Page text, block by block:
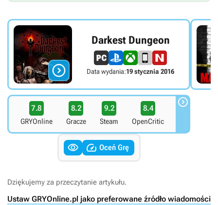

Darkest Dungeon
Data wydania:19 stycznia 2016
7.8
GRYOnline
8.2
Gracze
9.2
Steam
8.4
OpenCritic

  Oceń Grę
Dziękujemy za przeczytanie artykułu.
Ustaw GRYOnline.pl jako preferowane źródło wiadomości